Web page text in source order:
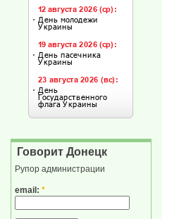
Говорит Донецк
Рупор администрации
email: *